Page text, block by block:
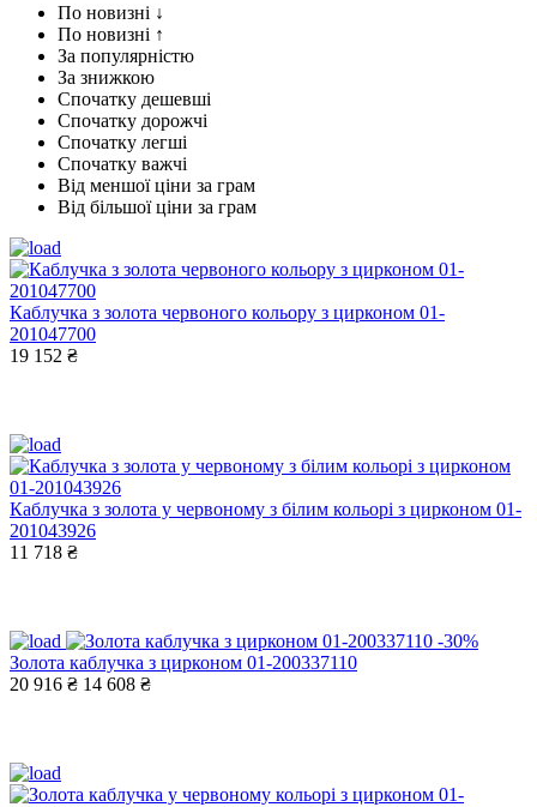
По новизні ↓
По новизні ↑
За популярністю
За знижкою
Спочатку дешевші
Спочатку дорожчі
Спочатку легші
Спочатку важчі
Від меншої ціни за грам
Від більшої ціни за грам
Каблучка з золота червоного кольору з цирконом 01-
201047700
19 152 ₴
Каблучка з золота у червоному з білим кольорі з цирконом 01-
201043926
11 718 ₴
-30%
Золота каблучка з цирконом 01-200337110
20 916 ₴ 14 608 ₴